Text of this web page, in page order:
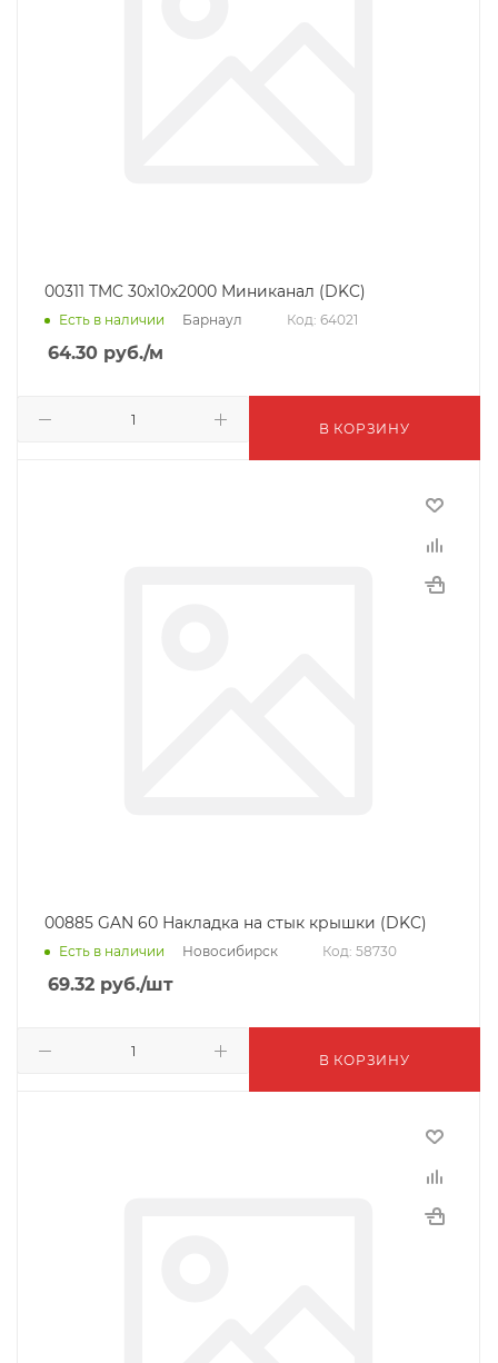
00311 TMC 30x10х2000 Миниканал (DKC)
Есть в наличии Барнаул Код: 64021
64.30 руб./м
В КОРЗИНУ
00885 GAN 60 Накладка на стык крышки (DKC)
Есть в наличии Новосибирск Код: 58730
69.32 руб./шт
В КОРЗИНУ